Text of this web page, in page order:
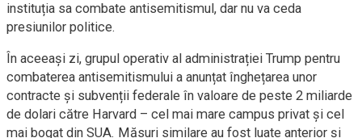
instituția sa combate antisemitismul, dar nu va ceda
presiunilor politice.
În aceeași zi, grupul operativ al administrației Trump pentru
combaterea antisemitismului a anunțat înghețarea unor
contracte și subvenții federale în valoare de peste 2 miliarde
de dolari către Harvard – cel mai mare campus privat și cel
mai bogat din SUA. Măsuri similare au fost luate anterior și